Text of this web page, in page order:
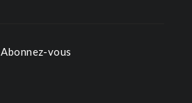
Abonnez-vous